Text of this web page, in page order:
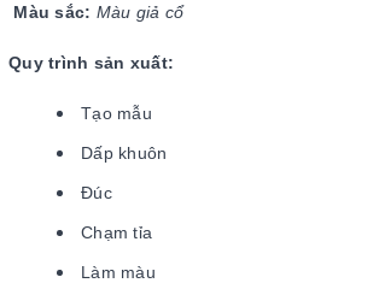
Màu sắc: Màu giả cổ
Quy trình sản xuất:
Tạo mẫu
Dấp khuôn
Đúc
Chạm tỉa
Làm màu